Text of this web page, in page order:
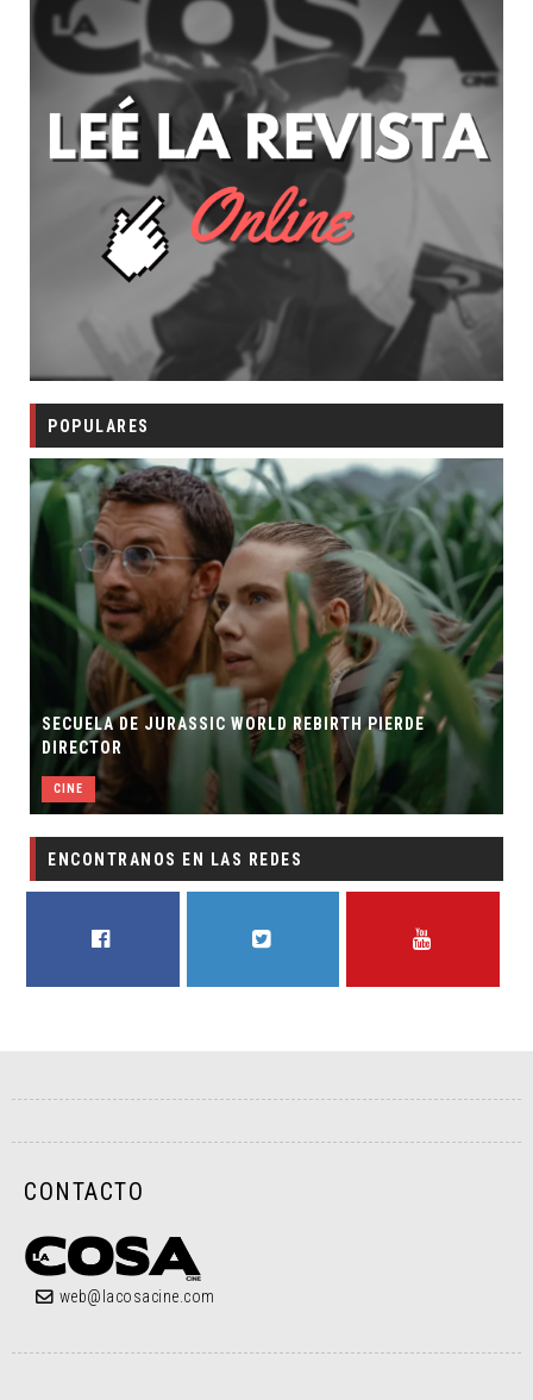
POPULARES
SECUELA DE JURASSIC WORLD REBIRTH PIERDE
DIRECTOR
CINE
ENCONTRANOS EN LAS REDES
CONTACTO
web@lacosacine.com